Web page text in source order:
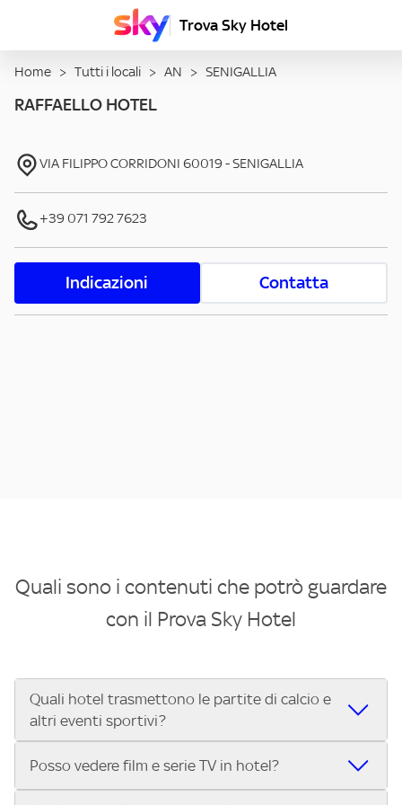
Trova Sky Hotel
Home > Tutti i locali > AN > SENIGALLIA
RAFFAELLO HOTEL
VIA FILIPPO CORRIDONI 60019 -SENIGALLIA
+39 071 792 7623
Indicazioni Contatta
Quali sono i contenuti che potrò guardare
con il Prova Sky Hotel
Quali hotel trasmettono le partite di calcio e
altri eventi sportivi?
Se cerchi un hotel dove poter vedere le partite di Serie A,
Posso vedere film e serie TV in hotel?